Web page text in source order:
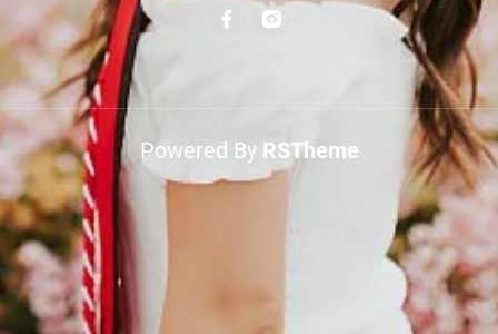
Powered By RSTheme